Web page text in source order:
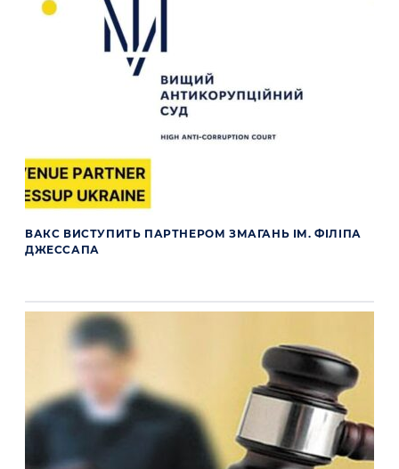
ВАКС ВИСТУПИТЬ ПАРТНЕРОМ ЗМАГАНЬ ІМ. ФІЛІПА
ДЖЕССАПА